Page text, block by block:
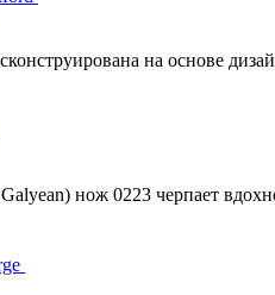
на основе
нож 0223 черпает